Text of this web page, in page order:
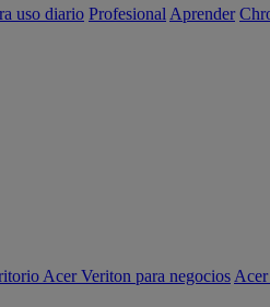
uso diario Profesional Aprender
Acer Veriton para negocios